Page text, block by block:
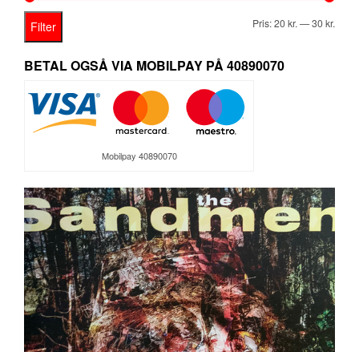
Filter Pris:20 kr. —30 kr.
BETAL OGSÅ VIA MOBILPAY PÅ 40890070
Mobilpay 40890070